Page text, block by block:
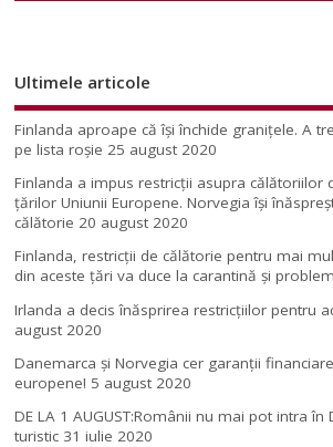
Ultimele articole
Finlanda aproape că își închide granițele. A
pe lista roșie 25 august 2020
Finlanda a impus restricţii asupra călătoriilor
ţărilor Uniunii Europene. Norvegia își
călătorie 20 august 2020
Finlanda, restricţii de călătorie pentru mai
din aceste ţări va duce la carantină şi
Irlanda a decis înăsprirea restricțiilor pentru
august 2020
Danemarca și Norvegia cer garanții
europene! 5 august 2020
DE LA 1 AUGUST:Românii nu mai pot intra
turistic 31 iulie 2020